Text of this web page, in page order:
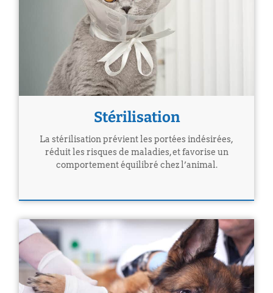
Stérilisation
La stérilisation prévient les portées indésirées,
réduit les risques de maladies, et favorise un
comportement équilibré chez l’animal.